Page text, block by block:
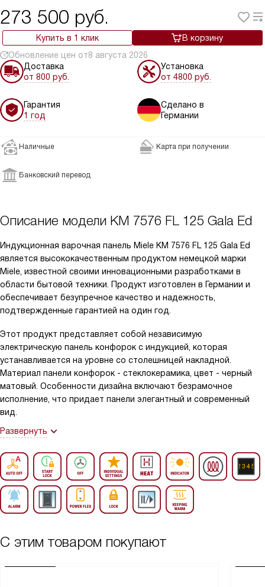
273 500 руб.
Купить в 1 клик
В корзину
Обновление цен от8 августа 2026
Доставка
от 800 руб.
Установка
от 4800 руб.
Гарантия
1 год
Сделано в
Германии
Наличные Карта при получении
Банковский перевод
Описание модели KM 7576 FL 125 Gala Ed
Индукционная варочная панель Miele KM 7576 FL 125 Gala Ed
является высококачественным продуктом немецкой марки
Miele, известной своими инновационными разработками в
области бытовой техники. Продукт изготовлен в Германии и
обеспечивает безупречное качество и надежность,
подтвержденные гарантией на один год.
Этот продукт представляет собой независимую
электрическую панель конфорок с индукцией, которая
устанавливается на уровне со столешницей накладной.
Материал панели конфорок - стеклокерамика, цвет - черный
матовый. Особенности дизайна включают безрамочное
исполнение, что придает панели элегантный и современный
вид.
Развернуть
С этим товаром покупают